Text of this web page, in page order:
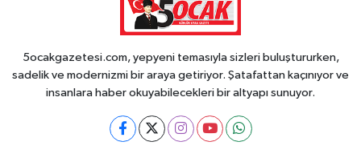
5ocakgazetesi.com, yepyeni temasıyla sizleri buluştururken,
sadelik ve modernizmi bir araya getiriyor. Şatafattan kaçınıyor ve
insanlara haber okuyabilecekleri bir altyapı sunuyor.